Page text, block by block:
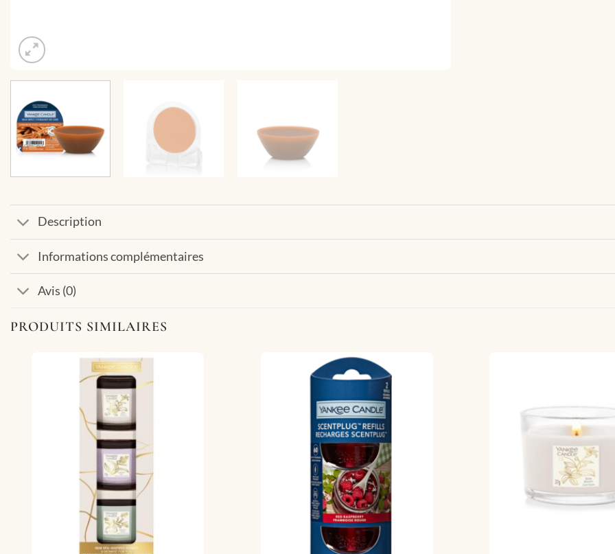
Description
Informations complémentaires
Avis (0)
PRODUITS SIMILAIRES